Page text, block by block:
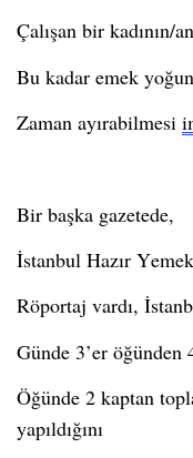
Çalışan bir kadının/
Bu kadar emek
Zaman ayırabilmesi
Bir başka gazetede,
İstanbul Hazır
Röportaj vardı,
Günde 3’er
Öğünde 2 kaptan
yapıldığını